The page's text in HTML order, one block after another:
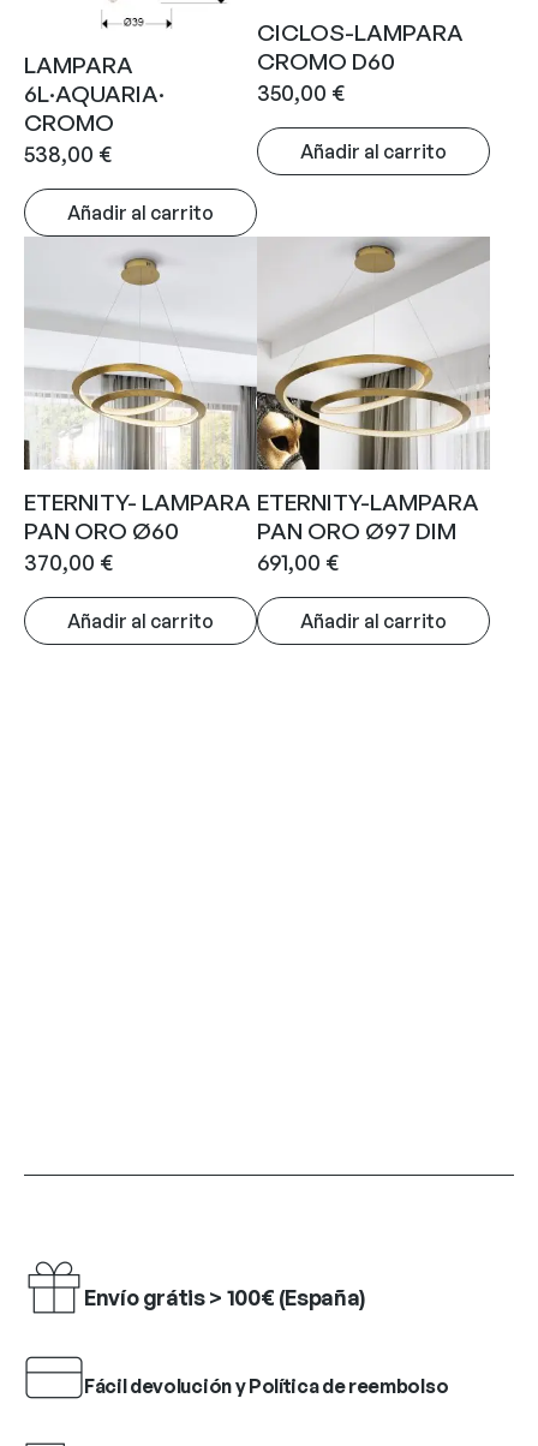
LAMPARA
6L·AQUARIA·
CROMO
538,00 €
Añadir al carrito
CICLOS-LAMPARA
CROMO D60
350,00 €
Añadir al carrito
ETERNITY- LAMPARA
PAN ORO Ø60
370,00 €
Añadir al carrito
ETERNITY-LAMPARA
PAN ORO Ø97 DIM
691,00 €
Añadir al carrito
Envío grátis > 100€ (España)
Fácil devolución y Política de reembolso